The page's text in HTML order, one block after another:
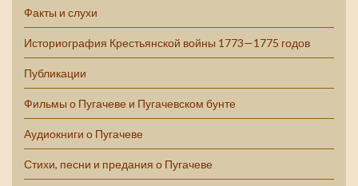
Факты и слухи
Историография Крестьянской войны 1773—1775 годов
Публикации
Фильмы о Пугачеве и Пугачевском бунте
Аудиокниги о Пугачеве
Стихи, песни и предания о Пугачеве